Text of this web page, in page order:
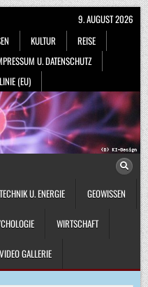
KULTUR
REISE
U. DATENSCHUTZ
(EU)
9. AUGUST 2026
TECHNIK U. ENERGIE GEOWISSEN
WIRTSCHAFT
VIDEO GALLERIE